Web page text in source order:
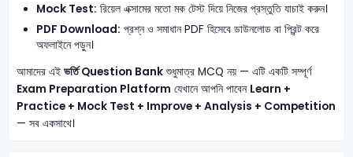
Mock Test: রিয়েল এক্সামের মতো মক টেস্ট দিয়ে নিজের প্রস্তুতি যাচাই করুন।
PDF Download: প্রশ্ন ও সমাধান PDF হিসেবে ডাউনলোড বা প্রিন্ট করে
অফলাইনে পড়ুন।
আমাদের এই ভর্তি Question Bankশুধুমাত্র MCQ নয় — এটি একটি সম্পূর্ণ
Exam Preparation Platform যেখানে আপনি পাবেন Learn +
Practice + Mock Test + Improve + Analysis + Competition
— সব একসাথে।